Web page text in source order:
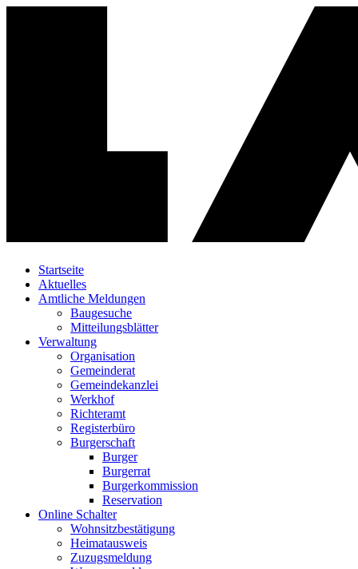
Startseite
Aktuelles
Amtliche Meldungen
Baugesuche
Mitteilungsblätter
Verwaltung
Organisation
Gemeinderat
Gemeindekanzlei
Werkhof
Richteramt
Registerbüro
Burgerschaft
Burger
Burgerrat
Burgerkommission
Reservation
Online Schalter
Wohnsitzbestätigung
Heimatausweis
Zuzugsmeldung